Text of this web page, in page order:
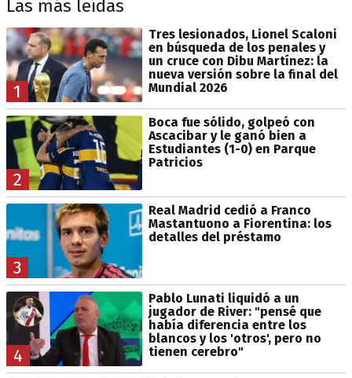
Las más leídas
1
Tres lesionados, Lionel Scaloni
en búsqueda de los penales y
un cruce con Dibu Martínez: la
nueva versión sobre la final del
Mundial 2026
2
Boca fue sólido, golpeó con
Ascacibar y le ganó bien a
Estudiantes (1-0) en Parque
Patricios
3
Real Madrid cedió a Franco
Mastantuono a Fiorentina: los
detalles del préstamo
4
Pablo Lunati liquidó a un
jugador de River: "pensé que
había diferencia entre los
blancos y los 'otros', pero no
tienen cerebro"